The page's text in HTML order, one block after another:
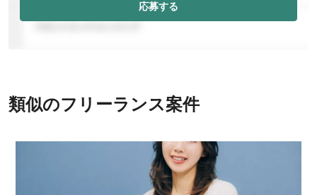
応募する
類似のフリーランス案件